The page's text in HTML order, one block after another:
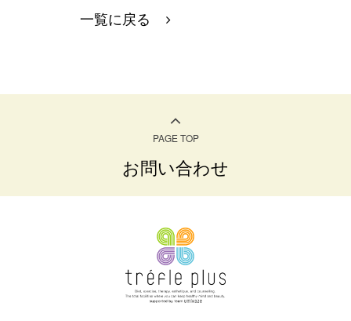
一覧に戻る
PAGE TOP
お問い合わせ